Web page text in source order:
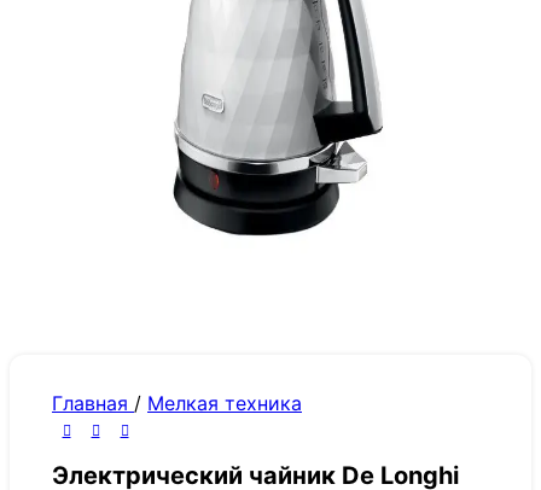
Главная / Мелкая техника
Электрический чайник De Longhi